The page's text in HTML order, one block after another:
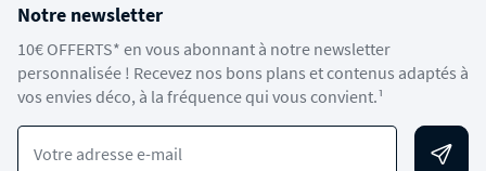
Notre newsletter
10€ OFFERTS* en vous abonnant à notre newsletter
personnalisée ! Recevez nos bons plans et contenus adaptés à
vos envies déco, à la fréquence qui vous convient.¹
Votre adresse e-mail